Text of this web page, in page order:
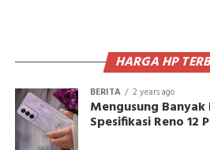
HARGA HP
BERITA 2 years ago
Mengusung
Spesifikasi Reno 12